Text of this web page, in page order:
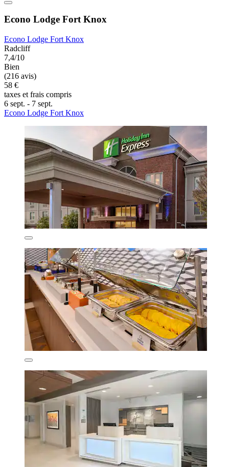
Econo Lodge Fort Knox
Econo Lodge Fort Knox
Radcliff
7,4/10
Bien
(216 avis)
58 €
taxes et frais compris
6 sept. - 7 sept.
Econo Lodge Fort Knox